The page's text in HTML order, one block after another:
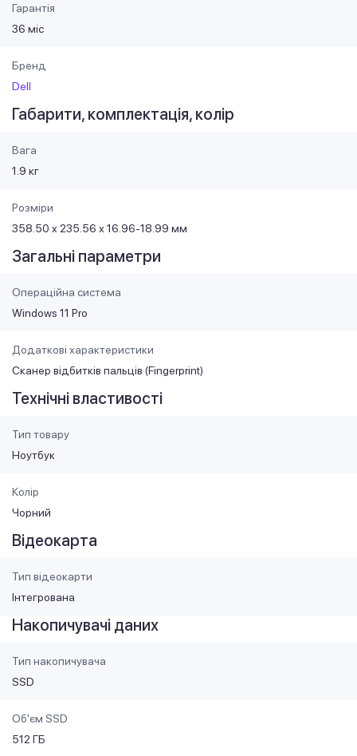
Гарантія
36 міс
Бренд
Dell
Габарити, комплектація, колір
Вага
1.9 кг
Розміри
358.50 x 235.56 х 16.96-18.99 мм
Загальні параметри
Операційна система
Windows 11 Pro
Додаткові характеристики
Сканер відбитків пальців (Fingerprint)
Технічні властивості
Тип товару
Ноутбук
Колір
Чорний
Відеокарта
Тип відеокарти
Інтегрована
Накопичувачі даних
Тип накопичувача
SSD
Об'єм SSD
512 ГБ